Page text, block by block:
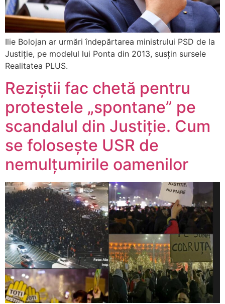
Ilie Bolojan ar urmări îndepărtarea ministrului PSD de la
Justiție, pe modelul lui Ponta din 2013, susțin sursele
Realitatea PLUS.
Reziștii fac chetă pentru
protestele „spontane” pe
scandalul din Justiție. Cum
se folosește USR de
nemulțumirile oamenilor